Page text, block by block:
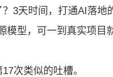
3天时间，打通AI落地
模型，可一到真实项
次类似的吐槽。